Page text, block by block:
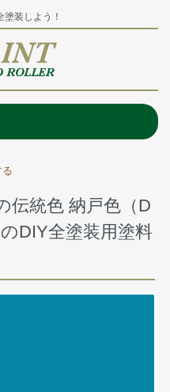
装しよう！
伝統色 納戸色（D
DIY全塗装用塗料